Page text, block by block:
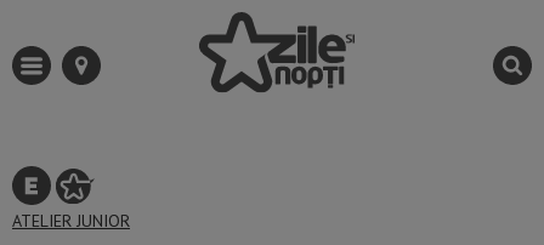
ATELIER JUNIOR